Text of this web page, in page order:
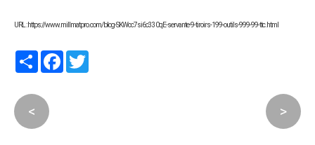
URL : https://www.millmatpro.com/blog-SKWcc7si6c330qE-servante-9-tiroirs-199-outils-999-99-ttc.html
PartagerFacebook
< >